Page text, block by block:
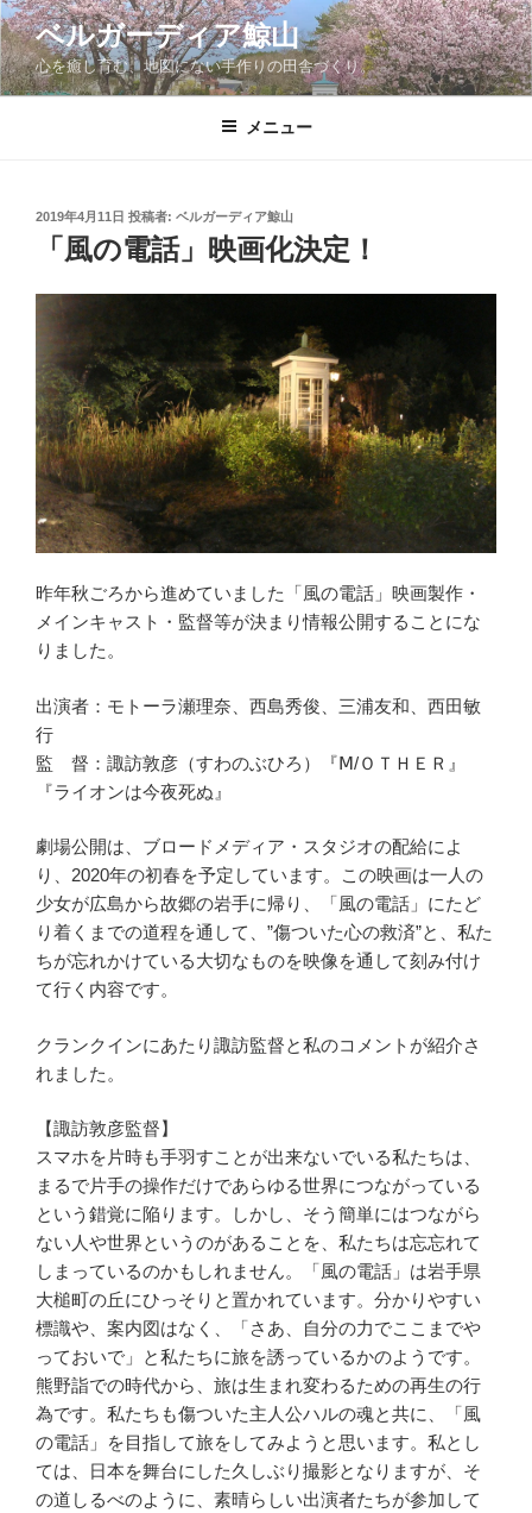
コ
ン
テ
ン
ベルガーディア鯨山
心を癒し育む、地図にない手作りの田舎づくり。
メニュー
投
2019年4月11日 投稿者: ベルガーディア鯨山
「風の電話」映画化決定！
昨年秋ごろから進めていました「風の電話」映画製作・
メインキャスト・監督等が決まり情報公開することにな
りました。
出演者：モトーラ瀬理奈、西島秀俊、三浦友和、西田敏
行
監 督：諏訪敦彦（すわのぶひろ）『Ⅿ/ＯＴＨＥＲ』
『ライオンは今夜死ぬ』
劇場公開は、ブロードメディア・スタジオの配給によ
り、2020年の初春を予定しています。この映画は一人の
少女が広島から故郷の岩手に帰り、「風の電話」にたど
り着くまでの道程を通して、”傷ついた心の救済”と、私た
ちが忘れかけている大切なものを映像を通して刻み付け
て行く内容です。
クランクインにあたり諏訪監督と私のコメントが紹介さ
れました。
【諏訪敦彦監督】
スマホを片時も手羽すことが出来ないでいる私たちは、
まるで片手の操作だけであらゆる世界につながっている
という錯覚に陥ります。しかし、そう簡単にはつながら
ない人や世界というのがあることを、私たちは忘忘れて
しまっているのかもしれません。「風の電話」は岩手県
大槌町の丘にひっそりと置かれています。分かりやすい
標識や、案内図はなく、「さあ、自分の力でここまでや
っておいで」と私たちに旅を誘っているかのようです。
熊野詣での時代から、旅は生まれ変わるための再生の行
為です。私たちも傷ついた主人公ハルの魂と共に、「風
の電話」を目指して旅をしてみようと思います。私とし
ては、日本を舞台にした久しぶり撮影となりますが、そ
の道しるべのように、素晴らしい出演者たちが参加して